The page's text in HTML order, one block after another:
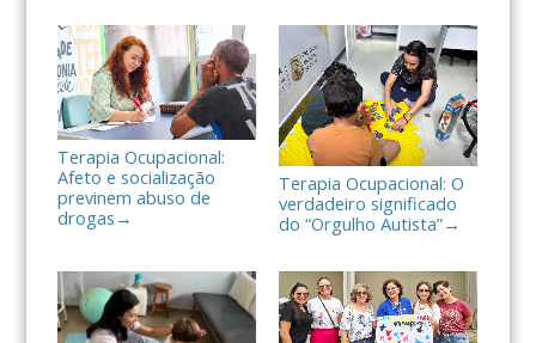
a
r
Terapia Ocupacional:
Afeto e socialização
previnem abuso de
drogas →
Terapia Ocupacional: O
verdadeiro significado
do “Orgulho Autista”→